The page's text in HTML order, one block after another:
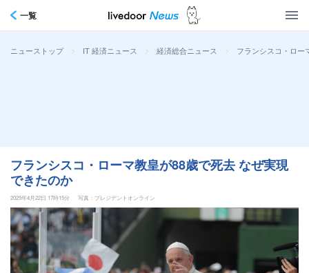
一覧
ニューストップ > IT 経済ニュース > 経済総合ニュース > フランシスコ・ロー
フランシスコ・ローマ教皇が88歳で死去 なぜ実現
できたのか
2025年4月22日 17時15分 写真：プレジデントオンライン